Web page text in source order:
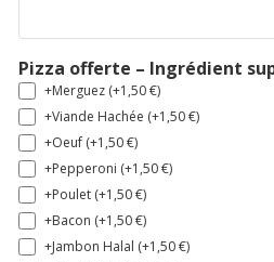
Pizza offerte – Ingrédient
+Merguez (+1,50€)
+Viande Hachée (+1,50€)
+Oeuf (+1,50€)
+Pepperoni (+1,50€)
+Poulet (+1,50€)
+Bacon (+1,50€)
+Jambon Halal (+1,50€)